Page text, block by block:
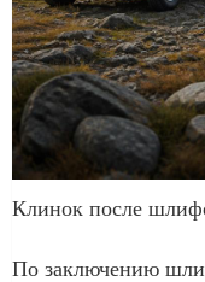
Клинок после
По заключению